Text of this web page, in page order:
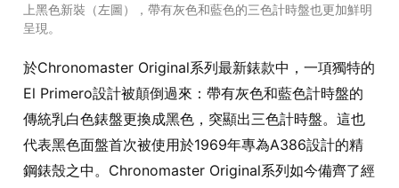
上黑色新裝（左圖），帶有灰色和藍色的三色計時盤也更加鮮明
呈現。
於Chronomaster Original系列最新錶款中，一項獨特的
El Primero設計被顛倒過來：帶有灰色和藍色計時盤的
傳統乳白色錶盤更換成黑色，突顯出三色計時盤。這也
代表黑色面盤首次被使用於1969年專為A386設計的精
鋼錶殼之中。Chronomaster Original系列如今備齊了經